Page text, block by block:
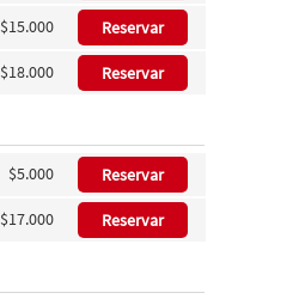
$15.000 Reservar
$18.000 Reservar
$5.000 Reservar
$17.000 Reservar